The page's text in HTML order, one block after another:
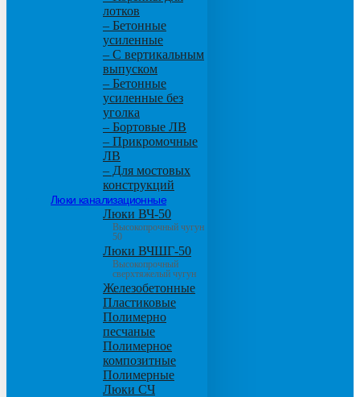
лотков
– Бетонные
усиленные
– С вертикальным
выпуском
– Бетонные
усиленные без
уголка
– Бортовые ЛВ
– Прикромочные
ЛВ
– Для мостовых
конструкций
Люки канализационные
Люки ВЧ-50
Высокопрочный чугун
50
Люки ВЧШГ-50
Высокопрочный
сверхтяжелый чугун
Железобетонные
Пластиковые
Полимерно
песчаные
Полимерное
композитные
Полимерные
Люки СЧ